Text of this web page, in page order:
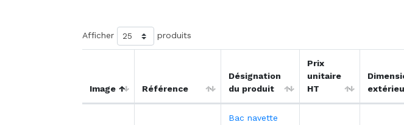
Afficher produits
Image Référence
Désignation
du produit
Prix
unitaire
HT
Bac navette